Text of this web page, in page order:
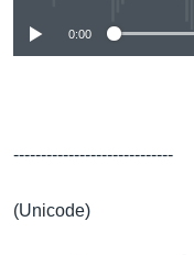
0:00
-----------------------------
(Unicode)